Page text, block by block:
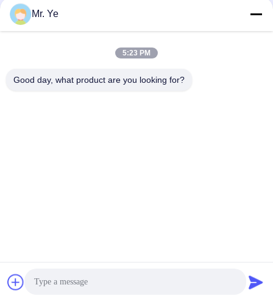
Mr. Ye
5:23 PM
Good day, what product are you looking for?